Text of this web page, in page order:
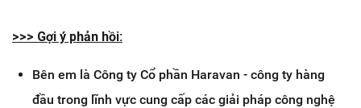
>>> ​Gợi ý phản hồi:
Bên em là Công ty Cổ phần Haravan - công ty hàng
đầu trong lĩnh vực cung cấp các giải pháp công nghệ